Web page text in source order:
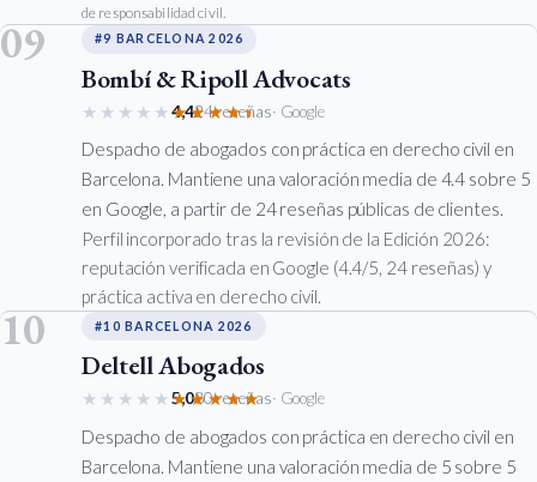
de responsabilidad civil.
09 #9 BARCELONA 2026
Bombí & Ripoll Advocats
★★★★★★★★★★
4,424 reseñas· Google
Despacho de abogados con práctica en derecho civil en
Barcelona. Mantiene una valoración media de 4.4 sobre 5
en Google, a partir de 24 reseñas públicas de clientes.
Perfil incorporado tras la revisión de la Edición 2026:
reputación verificada en Google (4.4/5, 24 reseñas) y
práctica activa en derecho civil.
10 #10 BARCELONA 2026
Deltell Abogados
★★★★★★★★★★
5,080 reseñas· Google
Despacho de abogados con práctica en derecho civil en
Barcelona. Mantiene una valoración media de 5 sobre 5